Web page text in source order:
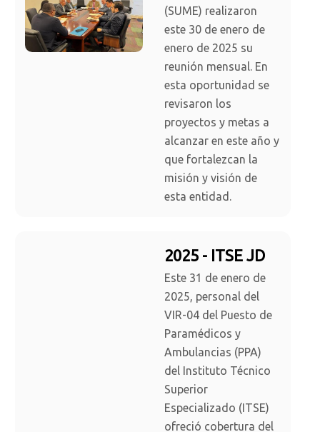
(SUME) realizaron
este 30 de enero de
enero de 2025 su
reunión mensual. En
esta oportunidad se
revisaron los
proyectos y metas a
alcanzar en este año y
que fortalezcan la
misión y visión de
esta entidad.
2025 - ITSE JD
Este 31 de enero de
2025, personal del
VIR-04 del Puesto de
Paramédicos y
Ambulancias (PPA)
del Instituto Técnico
Superior
Especializado (ITSE)
ofreció cobertura del